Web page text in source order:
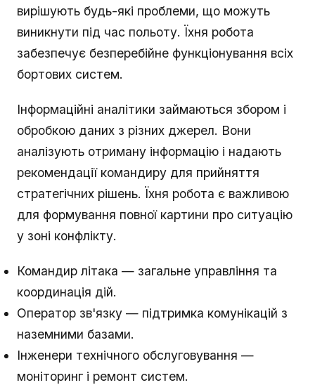
вирішують будь-які проблеми, що можуть
виникнути під час польоту. Їхня робота
забезпечує безперебійне функціонування всіх
бортових систем.
Інформаційні аналітики займаються збором і
обробкою даних з різних джерел. Вони
аналізують отриману інформацію і надають
рекомендації командиру для прийняття
стратегічних рішень. Їхня робота є важливою
для формування повної картини про ситуацію
у зоні конфлікту.
Командир літака — загальне управління та
координація дій.
Оператор зв'язку — підтримка комунікацій з
наземними базами.
Інженери технічного обслуговування —
моніторинг і ремонт систем.